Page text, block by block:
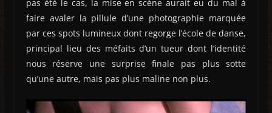
pas été le cas, la mise en scène aurait eu du mal à
faire avaler la pillule d’une photographie marquée
par ces spots lumineux dont regorge l’école de danse,
principal lieu des méfaits d’un tueur dont l’identité
nous réserve une surprise finale pas plus sotte
qu’une autre, mais pas plus maline non plus.